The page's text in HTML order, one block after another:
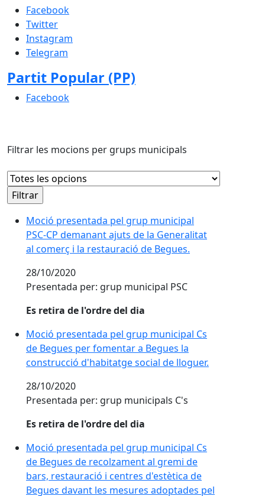
Facebook
Twitter
Instagram
Telegram
Partit Popular (PP)
Facebook
Filtrar les mocions per grups municipals
Moció presentada pel grup municipal
PSC-CP demanant ajuts de la Generalitat
al comerç i la restauració de Begues.
28/10/2020
Presentada per: grup municipal PSC
Es retira de l'ordre del dia
Moció presentada pel grup municipal Cs
de Begues per fomentar a Begues la
construcció d'habitatge social de lloguer.
28/10/2020
Presentada per: grup municipals C's
Es retira de l'ordre del dia
Moció presentada pel grup municipal Cs
de Begues de recolzament al gremi de
bars, restauració i centres d'estètica de
Begues davant les mesures adoptades pel